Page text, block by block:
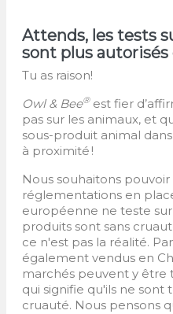
Attends, les tests
sont plus autorisés
Tu as raison!
Owl & Bee®est fier
pas sur les animaux, et
sous-produit animal
à proximité !
Nous souhaitons
réglementations en
européenne ne teste
produits sont sans
ce n'est pas la réalité.
également vendus en
marchés peuvent y être
qui signifie qu'ils ne sont
cruauté. Nous pensons